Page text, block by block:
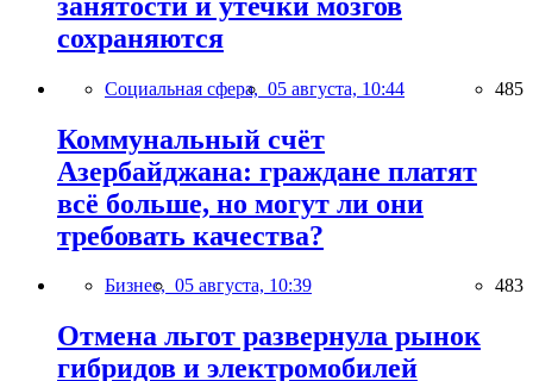
сохраняются
Социальная сфера, 05 августа, 10:44 485
Коммунальный счёт
Азербайджана: граждане платят
всё больше, но могут ли они
требовать качества?
Бизнес, 05 августа, 10:39 483
Отмена льгот развернула рынок
гибридов и электромобилей